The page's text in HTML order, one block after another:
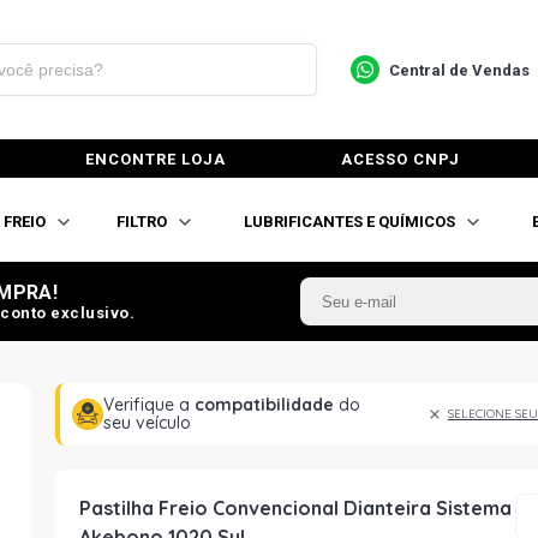
Central de Vendas
ENCONTRE LOJA ACESSO CNPJ
FREIO FILTRO LUBRIFICANTES E QUÍMICOS
exclusivo.
Verifique a compatibilidade do
seu veículo
SELECIONE
Pastilha Freio Convencional Dianteira Sistema